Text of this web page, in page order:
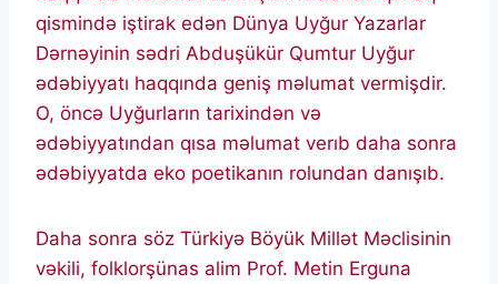
qismində iştirak edən Dünya Uyğur Yazarlar
Dərnəyinin sədri Abduşükür Qumtur Uyğur
ədəbiyyatı haqqında geniş məlumat vermişdir.
O, öncə Uyğurların tarixindən və
ədəbiyyatından qısa məlumat verıb daha sonra
ədəbiyyatda eko poetikanın rolundan danışıb.
Daha sonra söz Türkiyə Böyük Millət Məclisinin
vəkili, folklorşünas alim Prof. Metin Erguna